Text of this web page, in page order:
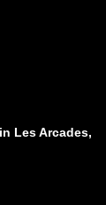
Les Arcades,